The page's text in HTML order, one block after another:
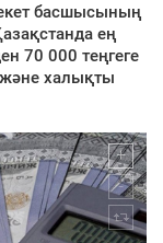
басшысының
ең
70 000 теңгеге
халықты